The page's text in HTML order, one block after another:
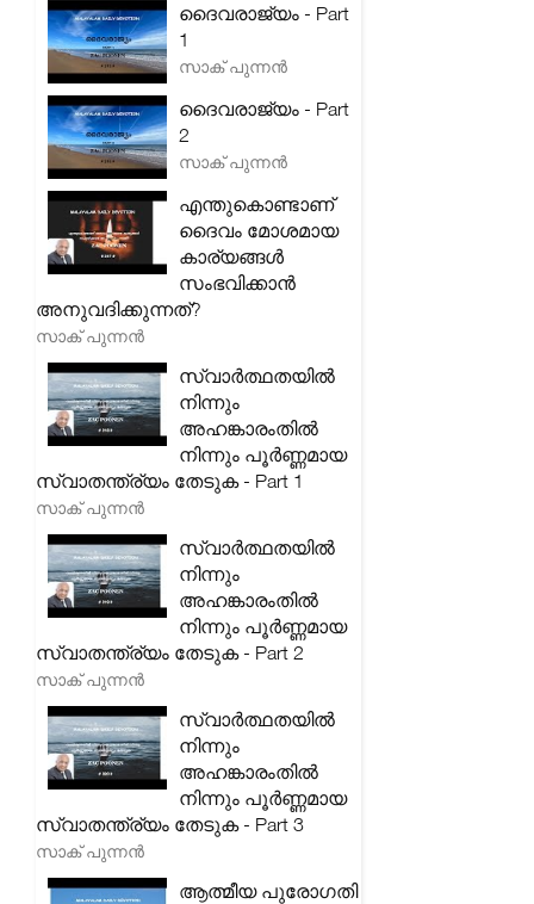
ദൈവരാജ്യം - Part
1
സാക് പുന്നൻ
ദൈവരാജ്യം - Part
2
സാക് പുന്നൻ
എന്തുകൊണ്ടാണ്
ദൈവം മോശമായ
കാര്യങ്ങൾ
സംഭവിക്കാൻ
അനുവദിക്കുന്നത്?
സാക് പുന്നൻ
സ്വാർത്ഥതയിൽ
നിന്നും
അഹങ്കാരംതിൽ
നിന്നും പൂർണ്ണമായ
സ്വാതന്ത്ര്യം തേടുക - Part 1
സാക് പുന്നൻ
സ്വാർത്ഥതയിൽ
നിന്നും
അഹങ്കാരംതിൽ
നിന്നും പൂർണ്ണമായ
സ്വാതന്ത്ര്യം തേടുക - Part 2
സാക് പുന്നൻ
സ്വാർത്ഥതയിൽ
നിന്നും
അഹങ്കാരംതിൽ
നിന്നും പൂർണ്ണമായ
സ്വാതന്ത്ര്യം തേടുക - Part 3
സാക് പുന്നൻ
ആത്മീയ പുരോഗതി